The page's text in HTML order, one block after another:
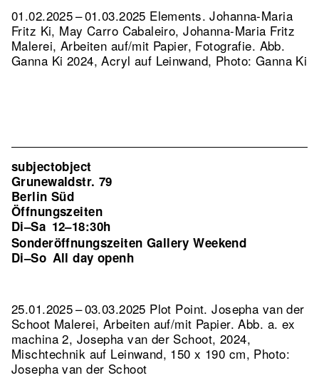
01.02.2025 – 01.03.2025 Elements. Johanna-Maria
Fritz Ki, May Carro Cabaleiro, Johanna-Maria Fritz
Malerei, Arbeiten auf/mit Papier, Fotografie. Abb.
Ganna Ki 2024, Acryl auf Leinwand, Photo: Ganna Ki
subjectobject
Grunewaldstr. 79
Berlin Süd
Öffnungszeiten
Di–Sa 12–18:30h
Sonderöffnungszeiten Gallery Weekend
Di–So All day openh
25.01.2025 – 03.03.2025 Plot Point. Josepha van der
Schoot Malerei, Arbeiten auf/mit Papier.Abb. a. ex
machina 2, Josepha van der Schoot, 2024,
Mischtechnik auf Leinwand, 150 x 190 cm, Photo:
Josepha van der Schoot